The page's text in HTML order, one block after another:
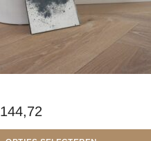
144,72